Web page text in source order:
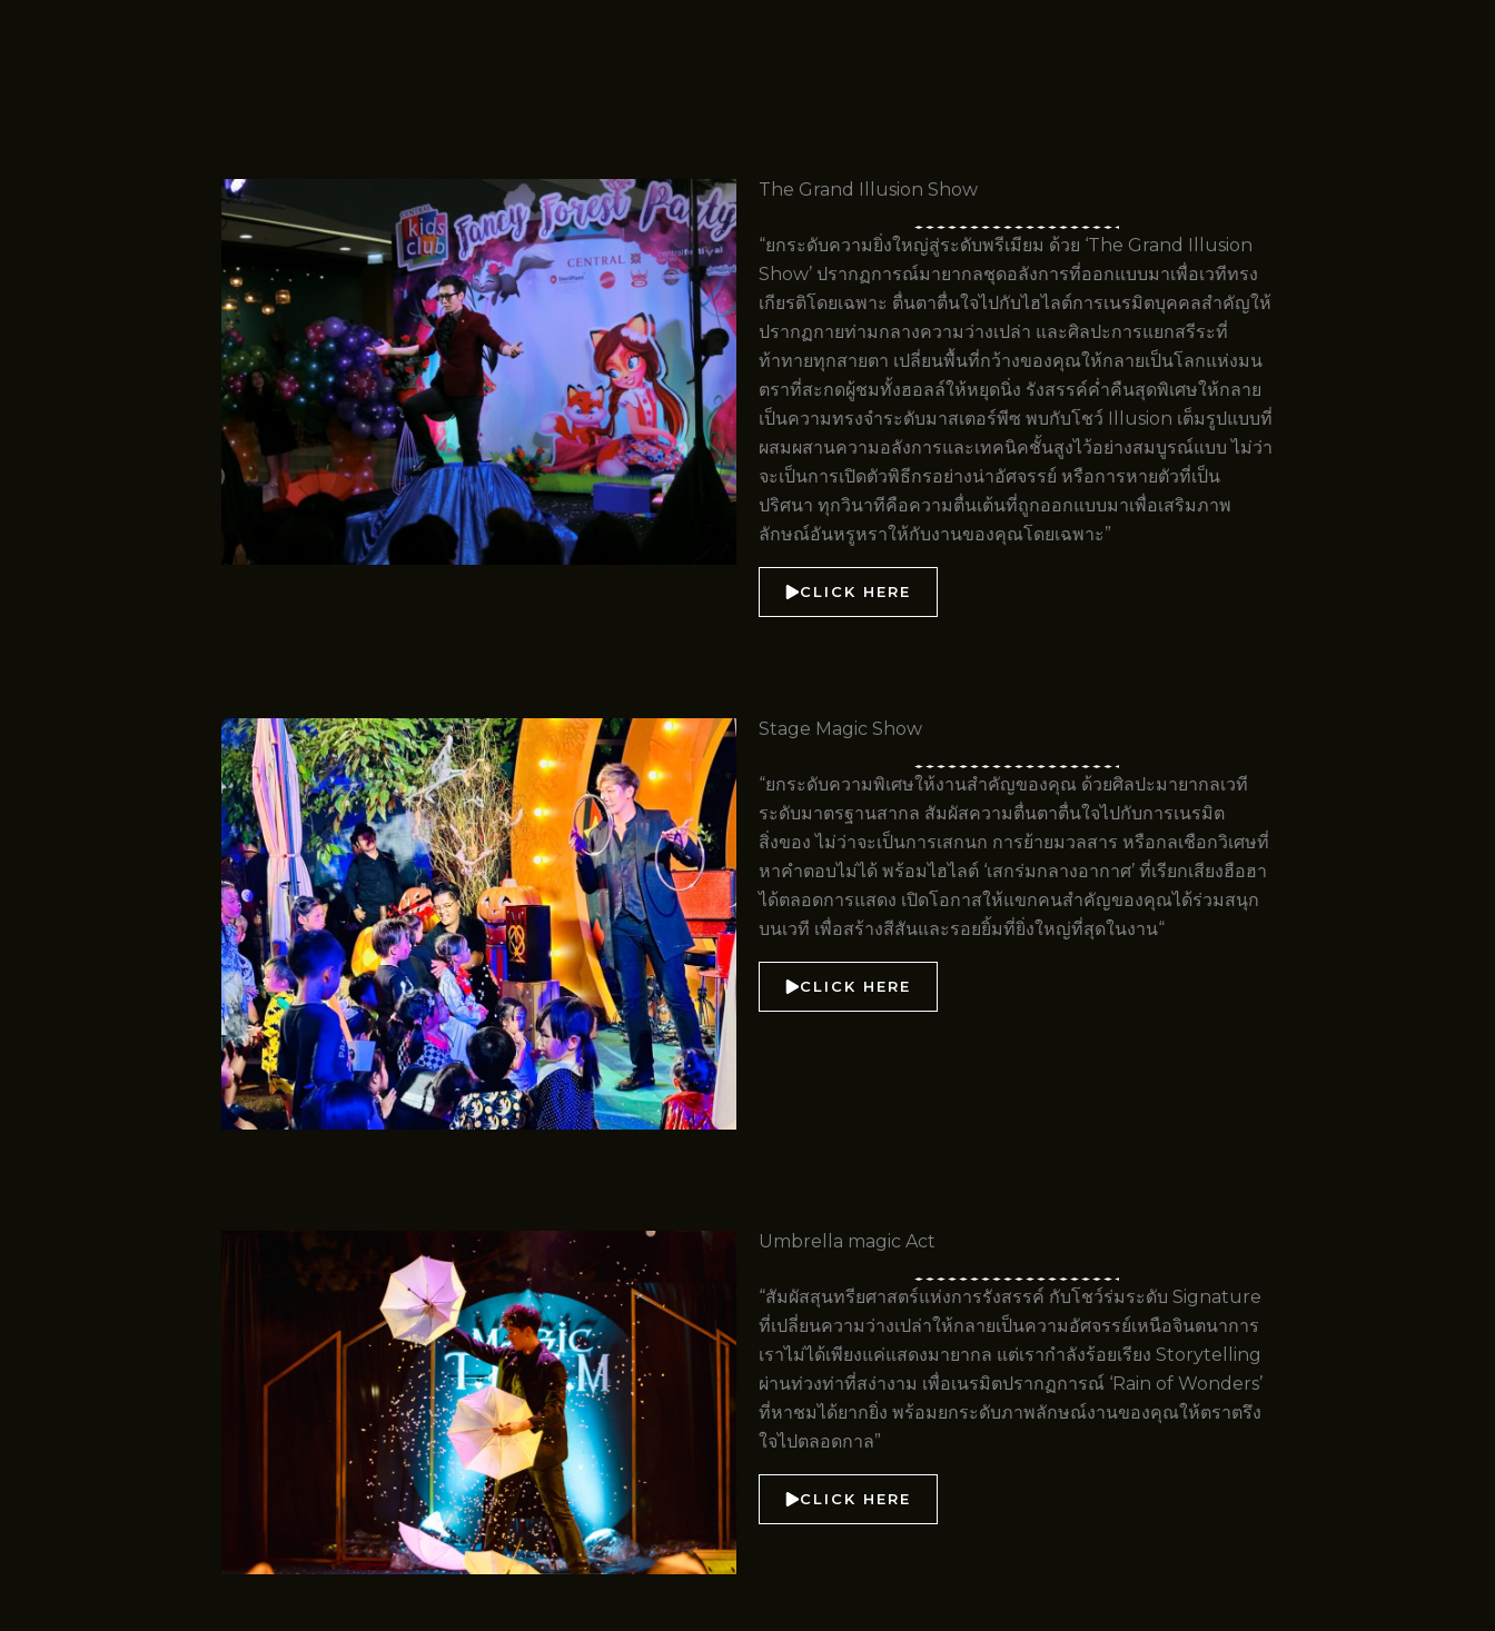
The Grand Illusion Show
“ยกระดับความยิ่งใหญ่สู่ระดับพรีเมียม ด้วย ‘The Grand Illusion
Show’ ปรากฏการณ์มายากลชุดอลังการที่ออกแบบมาเพื่อเวทีทรง
เกียรติโดยเฉพาะ ตื่นตาตื่นใจไปกับไฮไลต์การเนรมิตบุคคลสำคัญให้
ปรากฏกายท่ามกลางความว่างเปล่า และศิลปะการแยกสรีระที่
ท้าทายทุกสายตา เปลี่ยนพื้นที่กว้างของคุณให้กลายเป็นโลกแห่งมน
ตราที่สะกดผู้ชมทั้งฮอลล์ให้หยุดนิ่ง รังสรรค์ค่ำคืนสุดพิเศษให้กลาย
เป็นความทรงจำระดับมาสเตอร์พีซ พบกับโชว์ Illusion เต็มรูปแบบที่
ผสมผสานความอลังการและเทคนิคชั้นสูงไว้อย่างสมบูรณ์แบบ ไม่ว่า
จะเป็นการเปิดตัวพิธีกรอย่างน่าอัศจรรย์ หรือการหายตัวที่เป็น
ปริศนา ทุกวินาทีคือความตื่นเต้นที่ถูกออกแบบมาเพื่อเสริมภาพ
ลักษณ์อันหรูหราให้กับงานของคุณโดยเฉพาะ”
CLICK HERE
Stage Magic Show
“ยกระดับความพิเศษให้งานสำคัญของคุณ ด้วยศิลปะมายากลเวที
ระดับมาตรฐานสากล สัมผัสความตื่นตาตื่นใจไปกับการเนรมิต
สิ่งของ ไม่ว่าจะเป็นการเสกนก การย้ายมวลสาร หรือกลเชือกวิเศษที่
หาคำตอบไม่ได้ พร้อมไฮไลต์ ‘เสกร่มกลางอากาศ’ ที่เรียกเสียงฮือฮา
ได้ตลอดการแสดง เปิดโอกาสให้แขกคนสำคัญของคุณได้ร่วมสนุก
บนเวที เพื่อสร้างสีสันและรอยยิ้มที่ยิ่งใหญ่ที่สุดในงาน“
CLICK HERE
Umbrella magic Act
“สัมผัสสุนทรียศาสตร์แห่งการรังสรรค์ กับโชว์ร่มระดับ Signature
ที่เปลี่ยนความว่างเปล่าให้กลายเป็นความอัศจรรย์เหนือจินตนาการ
เราไม่ได้เพียงแค่แสดงมายากล แต่เรากำลังร้อยเรียง Storytelling
ผ่านท่วงท่าที่สง่างาม เพื่อเนรมิตปรากฏการณ์ ‘Rain of Wonders’
ที่หาชมได้ยากยิ่ง พร้อมยกระดับภาพลักษณ์งานของคุณให้ตราตรึง
ใจไปตลอดกาล”
CLICK HERE